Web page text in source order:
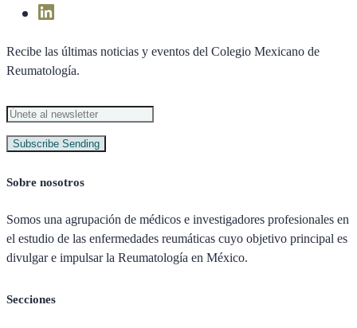
Recibe las últimas noticias y eventos del Colegio Mexicano de
Reumatología.
Subscribe Sending
Sobre nosotros
Somos una agrupación de médicos e investigadores profesionales en
el estudio de las enfermedades reumáticas cuyo objetivo principal es
divulgar e impulsar la Reumatología en México.
Secciones